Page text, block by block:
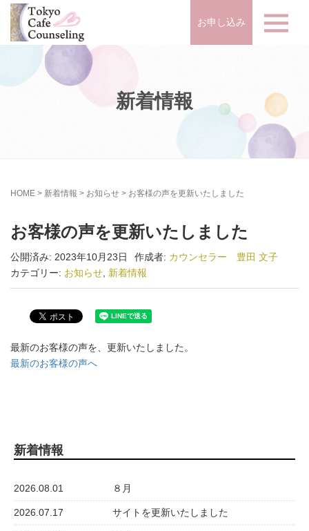
お申し込み
新着情報
HOME > 新着情報 > お知らせ > お客様の声を更新いたしました
お客様の声を更新いたしました
公開済み: 2023年10月23日 作成者: カウンセラー 豊田 文子
カテゴリー: お知らせ 新着情報
最新のお客様の声を、更新いたしました。
最新のお客様の声へ
新着情報
2026.08.01 ８月
2026.07.17 サイトを更新いたしました